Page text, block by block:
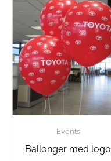
Events
Ballonger med logo